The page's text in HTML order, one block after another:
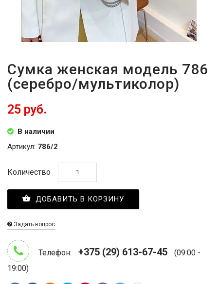
Сумка женская модель 786
(серебро/мультиколор)
25 руб.
В наличии
Артикул: 786/2
Количество
ДОБАВИТЬ В КОРЗИНУ
Задать вопрос
Телефон: +375 (29) 613-67-45
(09:00 -
19:00)